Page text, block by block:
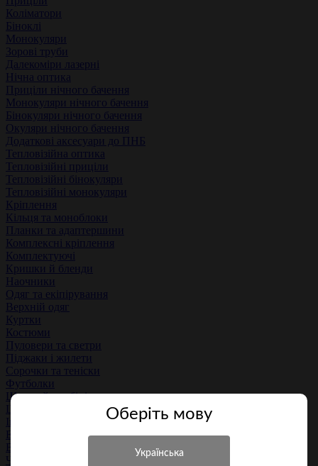
Коліматори
Біноклі
Монокуляри
Зорові труби
Далекоміри лазерні
Нічна оптика
Приціли нічного бачення
Монокуляри нічного бачення
Бінокуляри нічного бачення
Окуляри нічного бачення
Додаткові аксесуари до ПНБ
Тепловізійна оптика
Тепловізійні приціли
Тепловізійні бінокуляри
Тепловізійні монокуляри
Кріплення
Кільця та моноблоки
Планки та адаптершини
Комплексні кріплення
Комплектуючі
Кришки й бленди
Наочники
Одяг та екіпірування
Верхній одяг
Куртки
Костюми
Пуловери та светри
Піджаки і жилети
Сорочки та теніски
Футболки
Штани й комбінізони
Шорти
Інший одяг
Екіпірування
Взуття
Черевики
Оберiть мову